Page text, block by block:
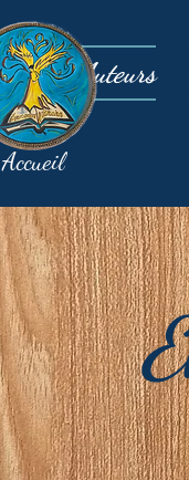
Auteurs
Accueil